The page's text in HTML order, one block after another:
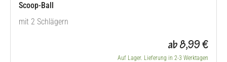
Scoop-Ball
mit 2 Schlägern
ab 8,99 €
Auf Lager. Lieferung in 2-3 Werktagen